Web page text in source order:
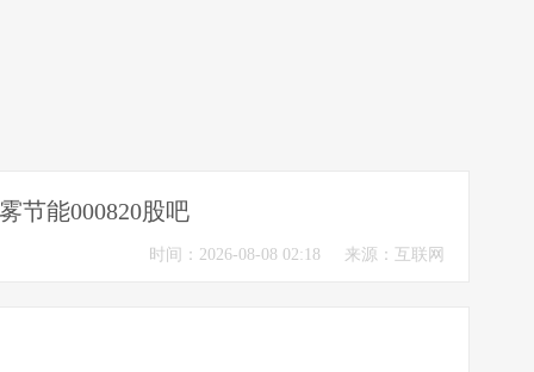
节能000820股吧
来源：互联网
时间：2026-08-08 02:18